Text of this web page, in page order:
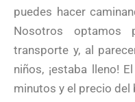
puedes hacer
Nosotros
transporte y, al
niños, ¡estaba lleno!
minutos y el precio del